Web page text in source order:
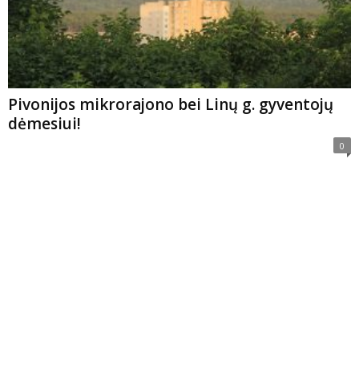
Pivonijos mikrorajono bei Linų g. gyventojų
dėmesiui!
0